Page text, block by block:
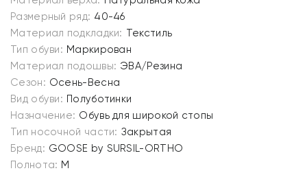
Размерный ряд: 40-46
Материал подкладки: Текстиль
Тип обуви: Маркирован
Материал подошвы: ЭВА/Резина
Сезон: Осень-Весна
Вид обуви: Полуботинки
Назначение: Обувь для широкой стопы
Тип носочной части: Закрытая
Бренд: GOOSE by SURSIL-ORTHO
Полнота: M